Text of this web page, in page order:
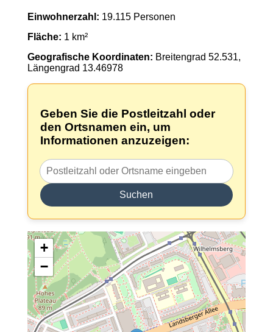
Einwohnerzahl: 19.115 Personen
Fläche: 1 km²
Geografische Koordinaten: Breitengrad 52.531,
Längengrad 13.46978
Geben Sie die Postleitzahl oder
den Ortsnamen ein, um
Informationen anzuzeigen:
Suchen
+
−